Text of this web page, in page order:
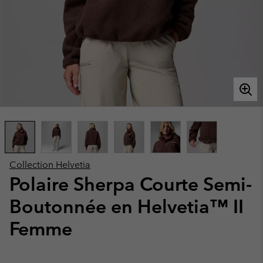
Collection Helvetia
Polaire Sherpa Courte Semi-
Boutonnée en Helvetia™ II
Femme